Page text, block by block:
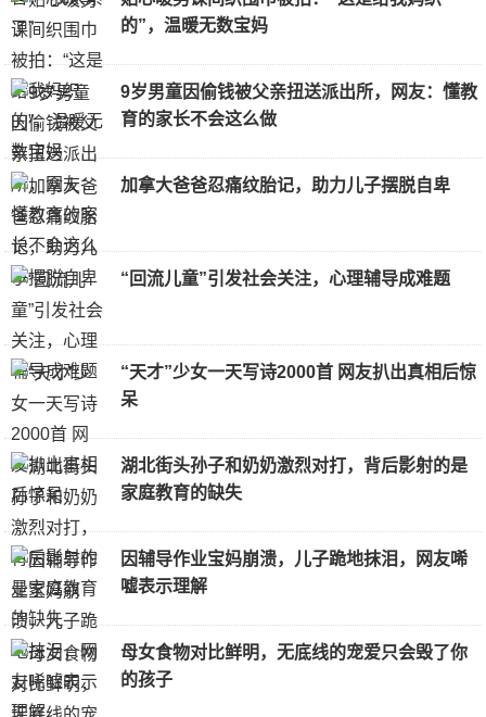
的”，温暖无数宝妈
9岁男童因偷钱被父亲扭送派出所，网友：懂教
育的家长不会这么做
加拿大爸爸忍痛纹胎记，助力儿子摆脱自卑
“回流儿童”引发社会关注，心理辅导成难题
“天才”少女一天写诗2000首 网友扒出真相后惊
呆
湖北街头孙子和奶奶激烈对打，背后影射的是
家庭教育的缺失
因辅导作业宝妈崩溃，儿子跪地抹泪，网友唏
嘘表示理解
母女食物对比鲜明，无底线的宠爱只会毁了你
的孩子